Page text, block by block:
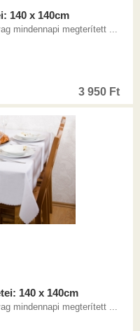
140 x 140cm
mindennapi megterített ...
3 950 Ft
140 x 140cm
mindennapi megterített ...